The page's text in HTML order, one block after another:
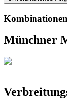
Kombinationen
Münchner